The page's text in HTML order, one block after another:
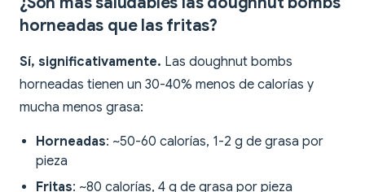
horneadas que las fritas?
Sí, significativamente. Las doughnut bombs
horneadas tienen un 30-40% menos de calorías y
mucha menos grasa:
Horneadas: ~50-60 calorías, 1-2 g de grasa por
pieza
Fritas: ~80 calorías, 4 g de grasa por pieza